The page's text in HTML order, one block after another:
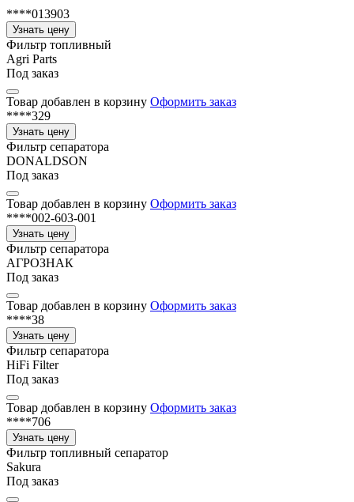
****013903
Узнать цену
Фильтр топливный
Agri Parts
Под заказ
Товар добавлен в корзину Оформить заказ
****329
Узнать цену
Фильтр сепаратора
DONALDSON
Под заказ
Товар добавлен в корзину Оформить заказ
****002-603-001
Узнать цену
Фильтр сепаратора
АГРОЗНАК
Под заказ
Товар добавлен в корзину Оформить заказ
****38
Узнать цену
Фильтр сепаратора
HiFi Filter
Под заказ
Товар добавлен в корзину Оформить заказ
****706
Узнать цену
Фильтр топливный сепаратор
Sakura
Под заказ